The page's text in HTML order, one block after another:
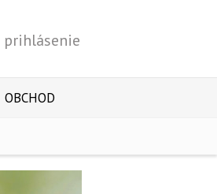
prihlásenie
OBCHOD